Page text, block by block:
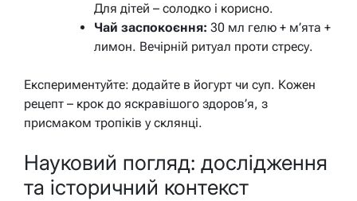
Для дітей – солодко і корисно.
Чай заспокоєння: 30 мл гелю + м’ята +
лимон. Вечірній ритуал проти стресу.
Експериментуйте: додайте в йогурт чи суп. Кожен
рецепт – крок до яскравішого здоров’я, з
присмаком тропіків у склянці.
Науковий погляд: дослідження
та історичний контекст